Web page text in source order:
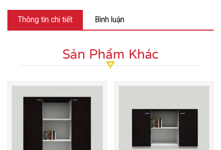
Thông tin chi tiết Bình luận
Sản Phẩm Khác